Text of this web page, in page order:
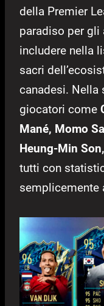
della Premier
paradiso per gli
includere nella
sacri
canadesi. Nella
giocatori come
Mané, Momo
Heung-Min
tutti con
semplicemente